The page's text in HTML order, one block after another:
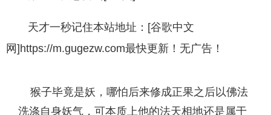
天才一秒记住本站地址：[谷歌中文
网]https://m.gugezw.com最快更新！无广告！
猴子毕竟是妖，哪怕后来修成正果之后以佛法
洗涤自身妖气，可本质上他的法天相地还是属于